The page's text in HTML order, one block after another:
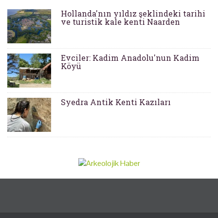
Hollanda'nın yıldız şeklindeki tarihi
ve turistik kale kenti Naarden
Evciler: Kadim Anadolu'nun Kadim
Köyü
Syedra Antik Kenti Kazıları